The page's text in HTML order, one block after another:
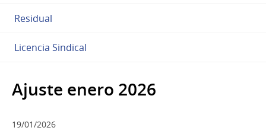
Residual
Licencia Sindical
Ajuste enero 2026
19/01/2026